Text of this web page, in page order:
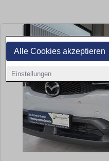
Alle Cookies akzeptieren
Einstellungen